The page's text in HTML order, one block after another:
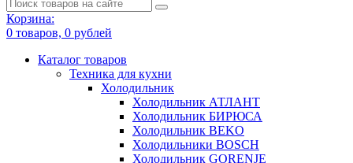
Корзина:
0 товаров, 0 рублей
Каталог товаров
Техника для кухни
Холодильник
Холодильник АТЛАНТ
Холодильник БИРЮСА
Холодильник BEKO
Холодильники BOSCH
Холодильник GORENJE